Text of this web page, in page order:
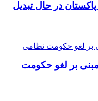
در حال تبدیل
بر لغو حکومت